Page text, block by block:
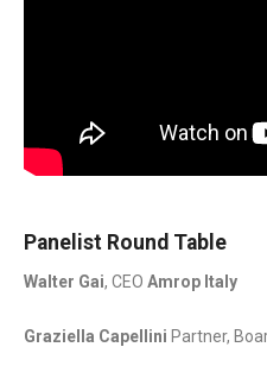
Panelist Round Table
Walter Gai, CEO Amrop Italy
Graziella Capellini Partner,